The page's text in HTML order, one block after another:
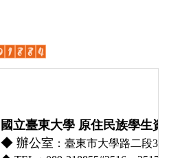
國立臺東大學 原住民族學生資
◆ 辦公室 ：臺東市大學路二段